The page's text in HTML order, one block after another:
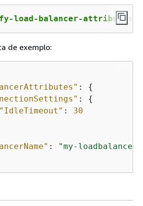
load-balancer-attributes
de exemplo:
: {
: {
"IdleTimeout" : 30
:
"my-loadbalancer"